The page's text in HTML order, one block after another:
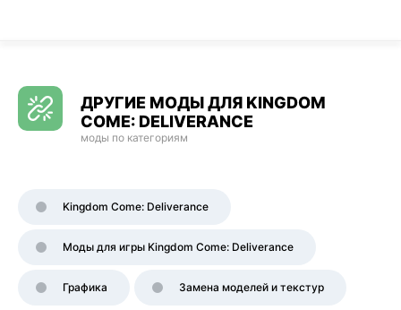
ДРУГИЕ МОДЫ ДЛЯ KINGDOM
COME: DELIVERANCE
моды по категориям
Kingdom Come: Deliverance
Моды для игры Kingdom Come: Deliverance
Графика Замена моделей и текстур